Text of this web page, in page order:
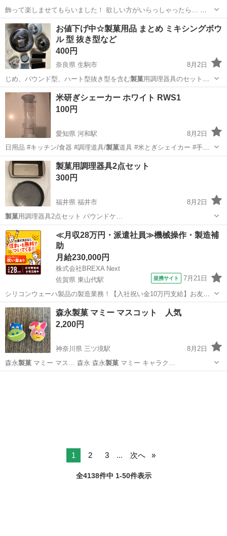
飾って楽しませてもらいました！ 欲しい方がいらっしゃったら… 😂8
月10日迄の出品になります。 お値下げはごめんなさい😂
青森 むつ市 大湊駅 その他
お値下げ中☆製菓用品 まとめ ミキシングボウ
ル 型 抜き型など
400円
奈良県 生駒市
8月2日
じめ、パウンド型、ハート型抜き型を含む製菓用調理器具のセットで
す。 使用感…
奈良 生駒市 調理器具
米研ぎシェーカー ホワイト RWS1
100円
愛知県 河和駅
8月2日
日用品 #キッチン/食器 #調理道具/製菓道具 #米とぎシェイカー #手が
汚れな…
愛知 名古屋市 河和駅 家庭用品 シェーカー
製菓用調理器具2点セット
300円
福井県 福井市
8月2日
製菓
用調理器具2点セット パウンドケ…
福井 福井市 調理器具 製菓
≪月収28万円・派遣社員≫機械操作・製造補
助
月給230,000円
株式会社BREXA Next
佐賀県 東山代駅
提携サイト 7月21日
シリコンウェーハ製品の製造業務！【入社祝い金10万円支給】お友達
やカップルとの応募OK◎年間休日129日＆休出なしでプライベート充
実♪業務はクリーンルームで快適作業◎自社正社員登用制度あり★1食
300円～の格安食堂あり！《佐...
佐賀 伊万里市 東山代駅
森永製菓 マミー マスコット 人気
2,200円
神奈川県 三ツ境駅
8月2日
森永製菓 マミー マス… 森永 森永製菓マミー キャラク…
1 2 3 ... 次へ
全4138件中 1-50件表示